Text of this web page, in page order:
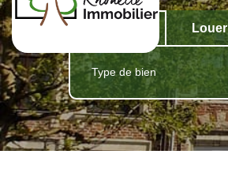
Louer
Type de bien